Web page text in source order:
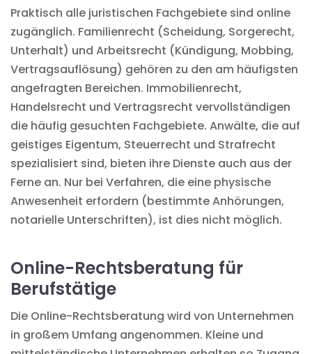
Praktisch alle juristischen Fachgebiete sind online
zugänglich. Familienrecht (Scheidung, Sorgerecht,
Unterhalt) und Arbeitsrecht (Kündigung, Mobbing,
Vertragsauflösung) gehören zu den am häufigsten
angefragten Bereichen. Immobilienrecht,
Handelsrecht und Vertragsrecht vervollständigen
die häufig gesuchten Fachgebiete. Anwälte, die auf
geistiges Eigentum, Steuerrecht und Strafrecht
spezialisiert sind, bieten ihre Dienste auch aus der
Ferne an. Nur bei Verfahren, die eine physische
Anwesenheit erfordern (bestimmte Anhörungen,
notarielle Unterschriften), ist dies nicht möglich.
Online-Rechtsberatung für
Berufstätige
Die Online-Rechtsberatung wird von Unternehmen
in großem Umfang angenommen. Kleine und